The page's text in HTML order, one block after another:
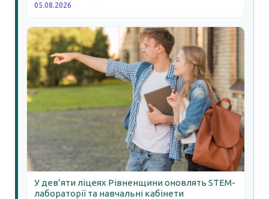
05.08.2026
У дев’яти ліцеях Рівненщини оновлять STEM-
лабораторії та навчальні кабінети